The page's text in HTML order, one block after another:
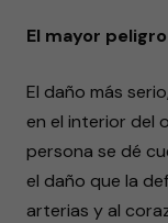
El mayor
El daño más
en el interior del
persona se dé
el daño que la
arterias y al